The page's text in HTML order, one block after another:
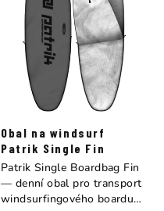
Obal na windsurf
Patrik Single Fin
Patrik Single Boardbag Fin
— denní obal pro transport
windsurfingového boardu